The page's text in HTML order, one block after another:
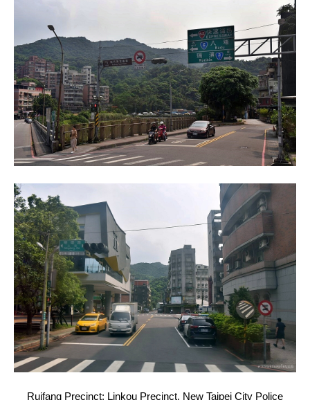
Ruifang Precinct; Linkou Precinct. New Taipei City Police